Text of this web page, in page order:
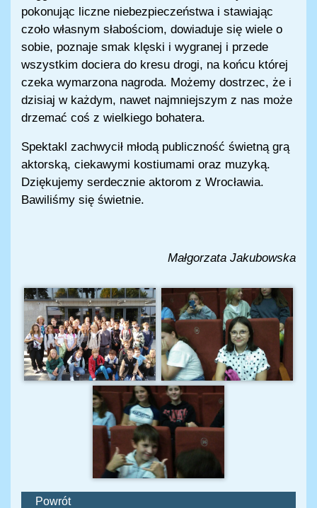
pokonując liczne niebezpieczeństwa i stawiając
czoło własnym słabościom, dowiaduje się wiele o
sobie, poznaje smak klęski i wygranej i przede
wszystkim dociera do kresu drogi, na końcu której
czeka wymarzona nagroda. Możemy dostrzec, że i
dzisiaj w każdym, nawet najmniejszym z nas może
drzemać coś z wielkiego bohatera.
Spektakl zachwycił młodą publiczność świetną grą
aktorską, ciekawymi kostiumami oraz muzyką.
Dziękujemy serdecznie aktorom z Wrocławia.
Bawiliśmy się świetnie.
Małgorzata Jakubowska
Powrót